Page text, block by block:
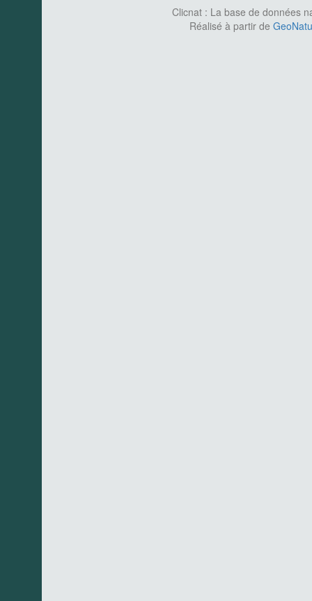
Clicnat : La base de données
Réalisé à partir de